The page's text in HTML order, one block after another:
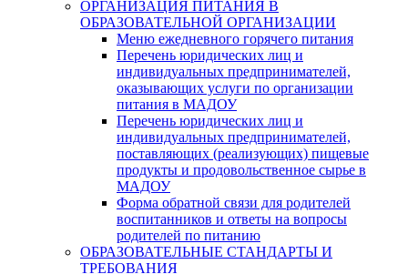
ОРГАНИЗАЦИЯ ПИТАНИЯ В
ОБРАЗОВАТЕЛЬНОЙ ОРГАНИЗАЦИИ
Меню ежедневного горячего питания
Перечень юридических лиц и
индивидуальных предпринимателей,
оказывающих услуги по организации
питания в МАДОУ
Перечень юридических лиц и
индивидуальных предпринимателей,
поставляющих (реализующих) пищевые
продукты и продовольственное сырье в
МАДОУ
Форма обратной связи для родителей
воспитанников и ответы на вопросы
родителей по питанию
ОБРАЗОВАТЕЛЬНЫЕ СТАНДАРТЫ И
ТРЕБОВАНИЯ